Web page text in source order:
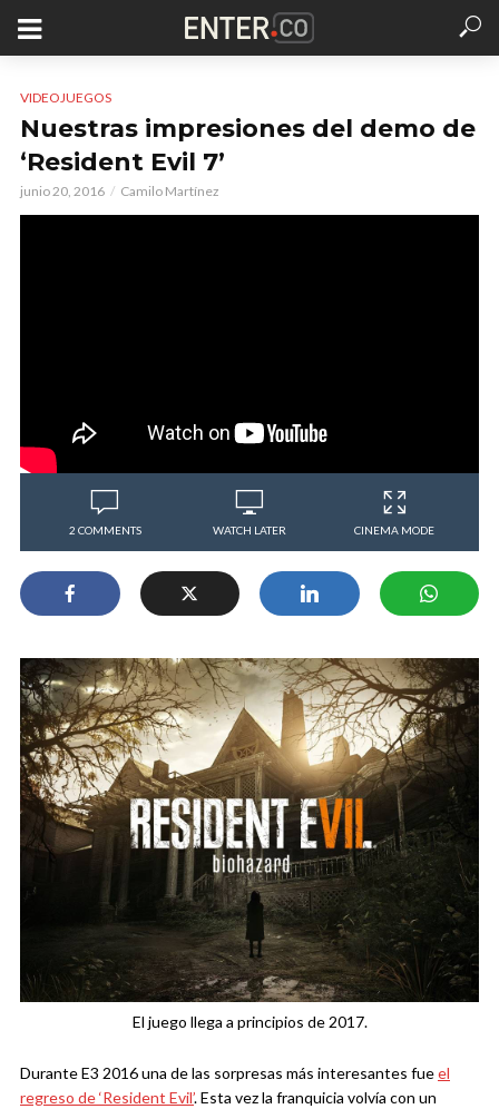
VIDEOJUEGOS
Nuestras impresiones del demo de
‘Resident Evil 7’
junio 20, 2016 Camilo Martínez
2 COMMENTS WATCH LATER CINEMA MODE
El juego llega a principios de 2017.
Durante E3 2016 una de las sorpresas más interesantes fueel
regreso de ‘Resident Evil’. Esta vez la franquicia volvía con un